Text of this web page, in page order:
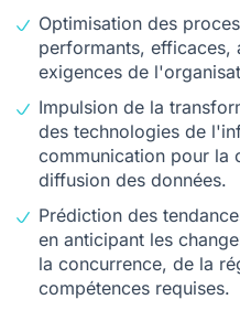
Optimisation des
performants, efficaces,
exigences de
Impulsion de la
des technologies de
communication pour la
diffusion des données.
Prédiction des
en anticipant les
la concurrence, de la
compétences requises.